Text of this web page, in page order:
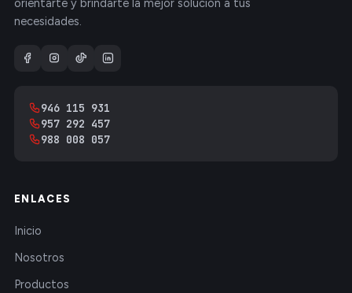
orientarte y brindarte la mejor solución a tus
necesidades.
946 115 931
957 292 457
988 008 057
ENLACES
Inicio
Nosotros
Productos